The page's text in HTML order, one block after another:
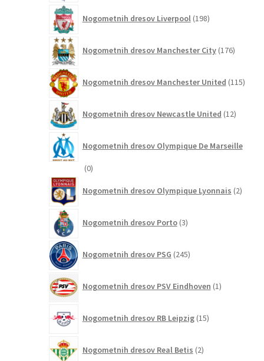
Nogometnih dresov Liverpool 198izdelkov
Nogometnih dresov Manchester City 176izdelkov
Nogometnih dresov Manchester United 115
Nogometnih dresov Newcastle United 12izdelkov
Nogometnih dresov Olympique De Marseille
00
Nogometnih dresov Olympique Lyonnais 2izdelka
Nogometnih dresov Porto 3izdelki
Nogometnih dresov PSG 245izdelkov
Nogometnih dresov PSV Eindhoven 1izdelek
Nogometnih dresov RB Leipzig 15izdelkov
Nogometnih dresov Real Betis 2izdelka